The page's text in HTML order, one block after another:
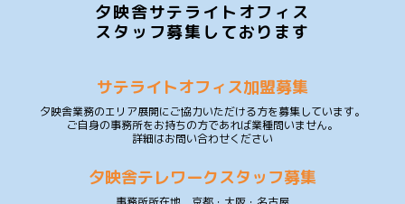
夕映舎サテライトオフィス
スタッフ募集しております
サテライトオフィス加盟募集
夕映舎業務のエリア展開にご協力いただける方を募集しています。
ご自身の事務所をお持ちの方であれば業種問いません。
詳細はお問い合わせください
夕映舎テレワークスタッフ募集